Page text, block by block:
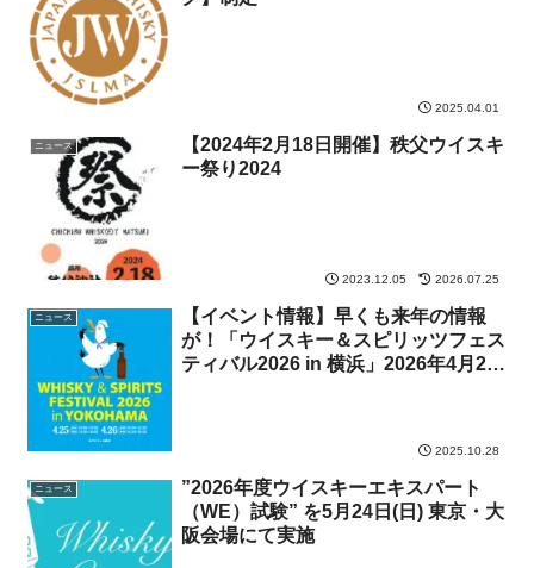
2025.04.01
ニュース
【2024年2月18日開催】秩父ウイスキ
ー祭り2024
2023.12.05 2026.07.25
ニュース
【イベント情報】早くも来年の情報
が！「ウイスキー＆スピリッツフェス
ティバル2026 in 横浜」2026年4月25
2025.10.28
ニュース
”2026年度ウイスキーエキスパート
（WE）試験” を5月24日(日) 東京・大
阪会場にて実施